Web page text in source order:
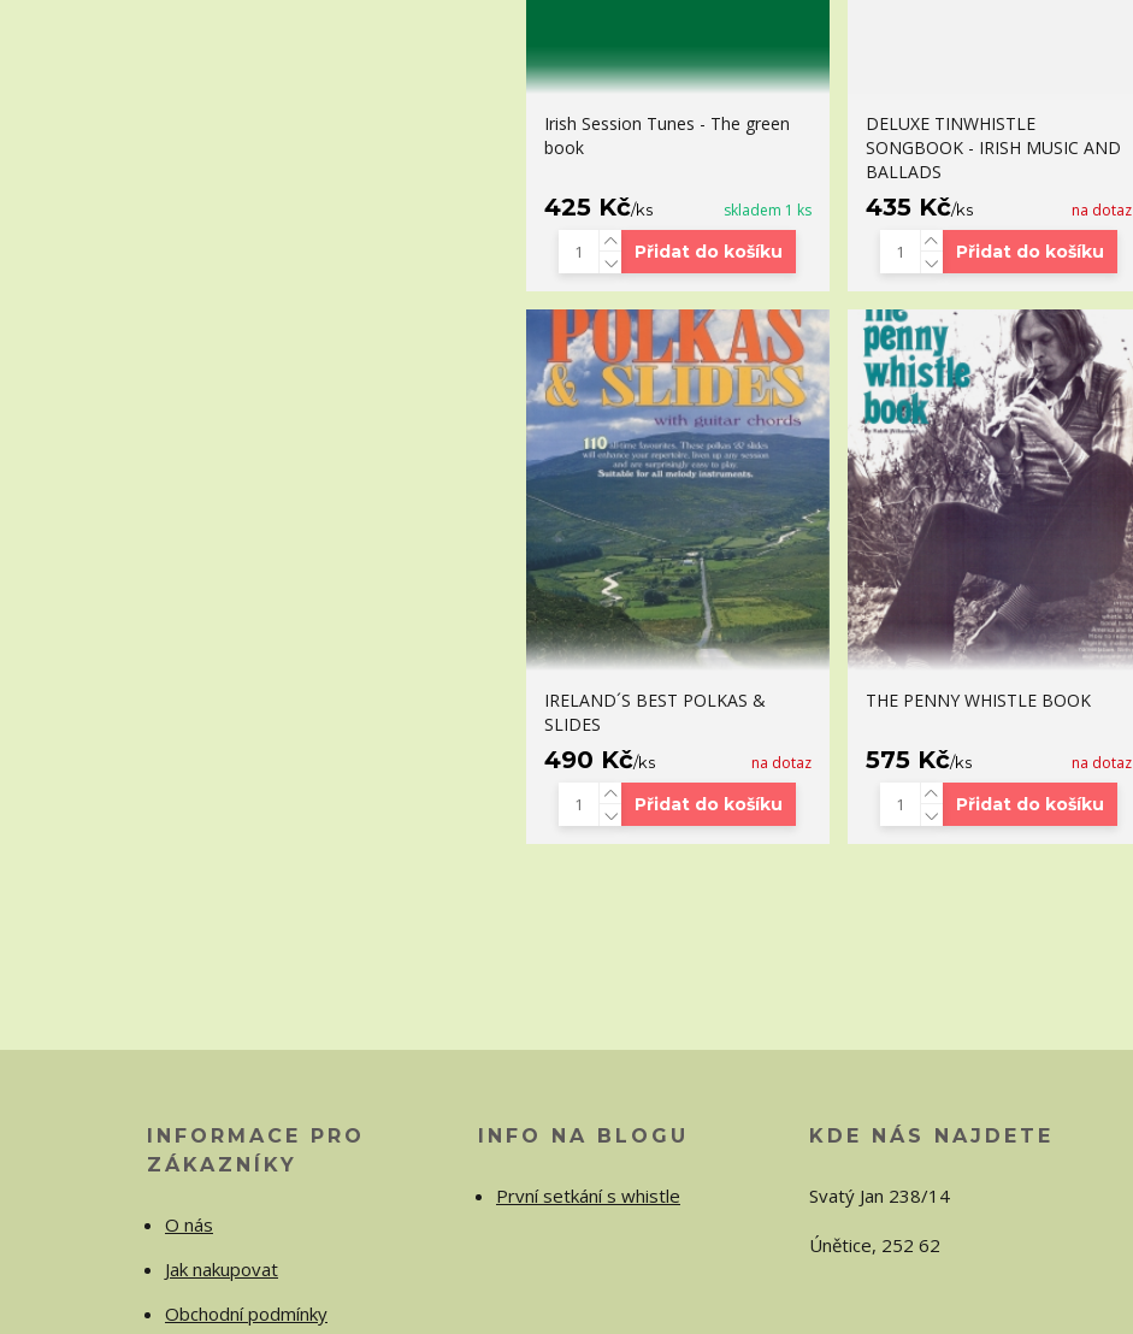
Irish Session Tunes - The green
book
425 Kč/ks skladem 1 ks
Přidat do košíku
DELUXE TINWHISTLE
SONGBOOK - IRISH MUSIC AND
BALLADS
435 Kč/ks na dotaz
Přidat do košíku
IRELAND´S BEST POLKAS &
SLIDES
490 Kč/ks na dotaz
Přidat do košíku
THE PENNY WHISTLE BOOK
575 Kč/ks na dotaz
Přidat do košíku
INFORMACE PRO
ZÁKAZNÍKY
O nás
Jak nakupovat
Obchodní podmínky
INFO NA BLOGU
První setkání s whistle
KDE NÁS NAJDETE
Svatý Jan 238/14
Únětice, 252 62